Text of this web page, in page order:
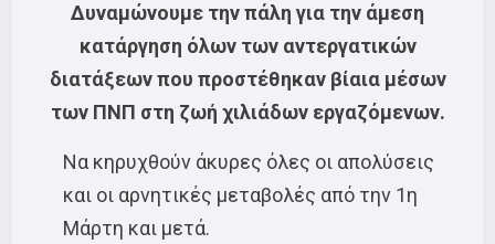
Δυναμώνουμε την πάλη για την άμεση
κατάργηση όλων των αντεργατικών
διατάξεων που προστέθηκαν βίαια μέσων
των ΠΝΠ στη ζωή χιλιάδων εργαζόμενων.
Να κηρυχθούν άκυρες όλες οι απολύσεις
και οι αρνητικές μεταβολές από την 1η
Μάρτη και μετά.